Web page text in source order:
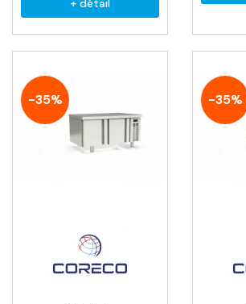
+ détail
-35% -35%